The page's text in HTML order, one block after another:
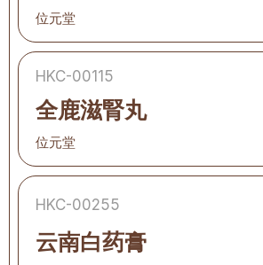
位元堂
HKC-00115
全鹿滋腎丸
位元堂
HKC-00255
云南白药膏